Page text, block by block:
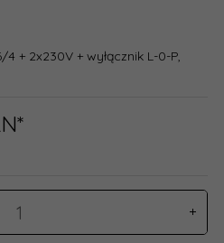
4 + 2x230V + wyłącznik L-0-P,